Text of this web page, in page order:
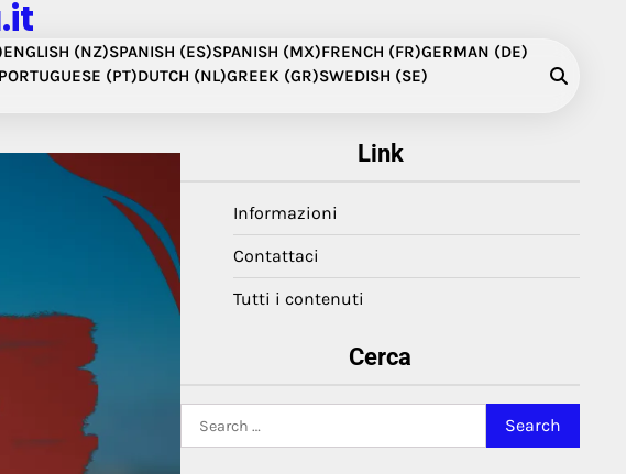
ENGLISH (NZ)SPANISH (ES)SPANISH (MX)FRENCH (FR)GERMAN (DE)
PORTUGUESE (PT)DUTCH (NL)GREEK (GR)SWEDISH (SE)
Link
Informazioni
Contattaci
Tutti i contenuti
Cerca
for: